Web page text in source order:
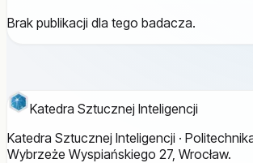
Brak publikacji dla tego badacza.
Katedra Sztucznej Inteligencji
Katedra Sztucznej Inteligencji ·
Wybrzeże Wyspiańskiego 27, Wrocław.